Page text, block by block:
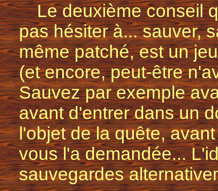
Le deuxième conseil
pas hésiter à... sauver,
même patché, est un
(et encore, peut-être
Sauvez par exemple
avant d'entrer dans un
l'objet de la quête,
vous l'a demandée...
sauvegardes